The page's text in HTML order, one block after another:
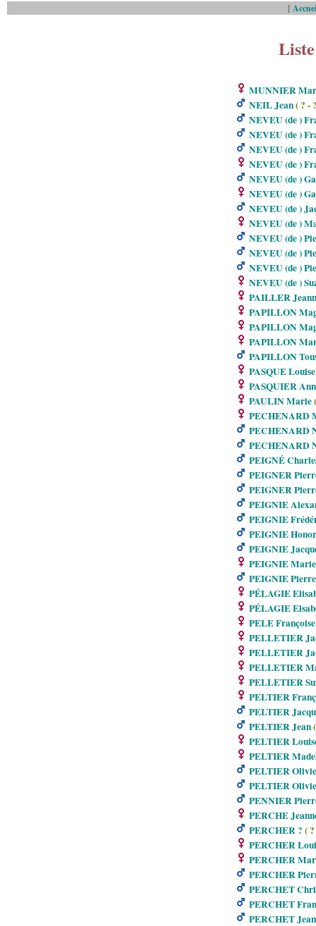
[
MUNNIER
NEIL Jean( ? -
NEVEU (de )
NEVEU (de )
NEVEU (de )
NEVEU (de )
NEVEU (de )
NEVEU (de )
NEVEU (de )
NEVEU (de )
NEVEU (de )
NEVEU (de )
NEVEU (de )
NEVEU (de )
PAILLER
PAPILLON
PAPILLON
PAPILLON
PAPILLON
PASQUE Louise
PASQUIER
PAULIN Marie
PECHENARD
PECHENARD
PECHENARD
PEIGNÉ
PEIGNER
PEIGNER
PEIGNIE
PEIGNIE
PEIGNIE
PEIGNIE
PEIGNIE
PEIGNIE
PÉLAGIE
PÉLAGIE
PELE Françoise
PELLETIER
PELLETIER
PELLETIER
PELLETIER
PELTIER
PELTIER
PELTIER Jean(
PELTIER
PELTIER
PELTIER
PELTIER
PENNIER
PERCHE
PERCHER ? (
PERCHER
PERCHER
PERCHER
PERCHET
PERCHET
PERCHET Jean